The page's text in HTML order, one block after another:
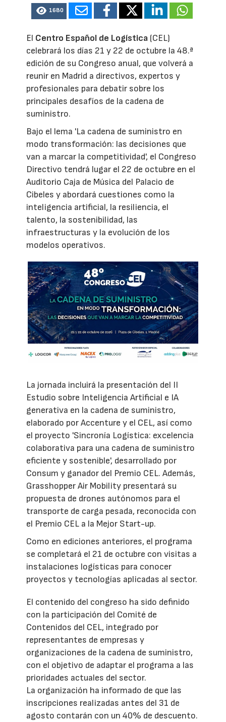
1680
El Centro Español de Logística (CEL)
celebrará los días 21 y 22 de octubre la 48.ª
edición de su Congreso anual, que volverá a
reunir en Madrid a directivos, expertos y
profesionales para debatir sobre los
principales desafíos de la cadena de
suministro.
Bajo el lema 'La cadena de suministro en
modo transformación: las decisiones que
van a marcar la competitividad', el Congreso
Directivo tendrá lugar el 22 de octubre en el
Auditorio Caja de Música del Palacio de
Cibeles y abordará cuestiones como la
inteligencia artificial, la resiliencia, el
talento, la sostenibilidad, las
infraestructuras y la evolución de los
modelos operativos.
La jornada incluirá la presentación del II
Estudio sobre Inteligencia Artificial e IA
generativa en la cadena de suministro,
elaborado por Accenture y el CEL, así como
el proyecto 'Sincronía Logística: excelencia
colaborativa para una cadena de suministro
eficiente y sostenible', desarrollado por
Consum y ganador del Premio CEL. Además,
Grasshopper Air Mobility presentará su
propuesta de drones autónomos para el
transporte de carga pesada, reconocida con
el Premio CEL a la Mejor Start-up.
Como en ediciones anteriores, el programa
se completará el 21 de octubre con visitas a
instalaciones logísticas para conocer
proyectos y tecnologías aplicadas al sector.
El contenido del congreso ha sido definido
con la participación del Comité de
Contenidos del CEL, integrado por
representantes de empresas y
organizaciones de la cadena de suministro,
con el objetivo de adaptar el programa a las
prioridades actuales del sector.
La organización ha informado de que las
inscripciones realizadas antes del 31 de
agosto contarán con un 40% de descuento.